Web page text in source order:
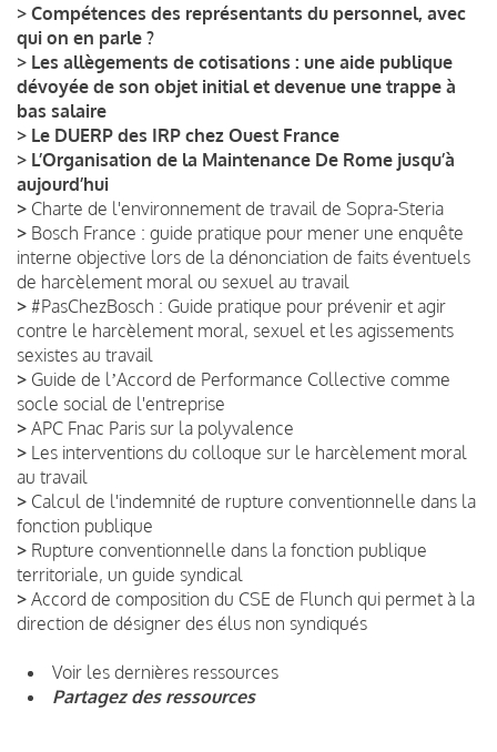
> Compétences des représentants du personnel, avec
qui on en parle ?
> Les allègements de cotisations : une aide publique
dévoyée de son objet initial et devenue une trappe à
bas salaire
> Le DUERP des IRP chez Ouest France
> L’Organisation de la Maintenance De Rome jusqu’à
aujourd’hui
> Charte de l'environnement de travail de Sopra-Steria
> Bosch France : guide pratique pour mener une enquête
interne objective lors de la dénonciation de faits éventuels
de harcèlement moral ou sexuel au travail
> #PasChezBosch : Guide pratique pour prévenir et agir
contre le harcèlement moral, sexuel et les agissements
sexistes au travail
> Guide de lʼAccord de Performance Collective comme
socle social de l'entreprise
> APC Fnac Paris sur la polyvalence
> Les interventions du colloque sur le harcèlement moral
au travail
> Calcul de l'indemnité de rupture conventionnelle dans la
fonction publique
> Rupture conventionnelle dans la fonction publique
territoriale, un guide syndical
> Accord de composition du CSE de Flunch qui permet à la
direction de désigner des élus non syndiqués
Voir les dernières ressources
Partagez des ressources